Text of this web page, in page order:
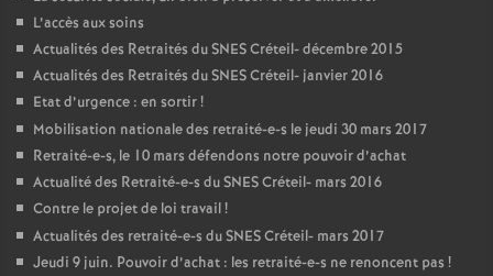
L’accès aux soins
Actualités des Retraités duSNESCréteil- décembre 2015
Actualités des Retraités duSNESCréteil- janvier 2016
Etat d’urgence : en sortir!
Mobilisation nationale des retraité-e-s le jeudi 30 mars 2017
Retraité-e-s, le 10 mars défendons notre pouvoir d’achat
Actualité des Retraité-e-s duSNESCréteil- mars 2016
Contre le projet de loi travail!
Actualités des retraité-e-s duSNESCréteil- mars 2017
Jeudi 9 juin. Pouvoir d’achat : les retraité-e-s ne renoncent pas !